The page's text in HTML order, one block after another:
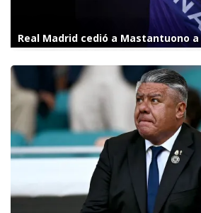
Real Madrid cedió a Mastantuono